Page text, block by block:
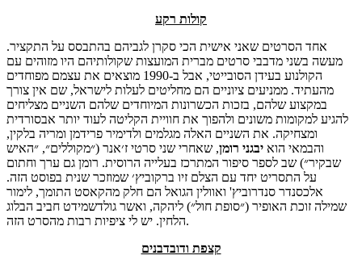
קולות רקע
אחד הסרטים שאני אישית הכי סקרן לגביהם בהתבסס על התקציר.
מעשה בשני מדבבי סרטים מברית המועצות שקולותיהם היו מזוהים עם
הקולנוע בעידן הסובייטי, אבל ב-1990 מוצאים את עצמם מפוחדים
מהעתיד. ממניעים ציוניים הם מחליטים לעלות לישראל, שם אין צורך
במקצוע שלהם, בזכות הכשרונות המיוחדים שלהם השניים מצליחים
להגיע למקומות משונים ולהפוך את חוויית הקליטה לעוד יותר אבסורדית
ומצחיקה. את השניים האלה מגלמים ולדימיר פרידמן ומריה בלקין,
והבמאי הוא יבגני רומן, שאחרי שני סרטי ז׳אנר (״מקוללים״, ״האיש
שבקיר״) שב לספר סיפור המתרכז בעלייה הרוסית. רומן גם ערך וחתום
על התסריט יחד עם הצלם זיו ברקוביץ׳ שמוזכר שנית בפוסט הזה.
אלכסנדר סנדרוביץ' ואוולין הגואל הם חלק מהקאסט התומך, לימור
שמילה זוכת האופיר (״סופת חול״) ליהקה, ואשר גולדשמידט חביב הבלוג
הלחין. יש לי ציפיות רבות מהסרט הזה.
קצפת ודובדבנים